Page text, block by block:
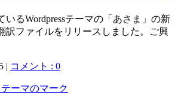
いるWordpressテーマの「あさま」の新
訳ファイルをリリースしました。ご興
| コメント : 0